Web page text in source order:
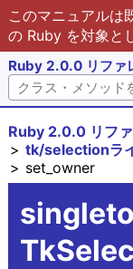
このマニュアルは
の Ruby を対象と
Ruby 2.0.0 リファ
Ruby 2.0.0 リフ
tk/selectionラ
set_owner